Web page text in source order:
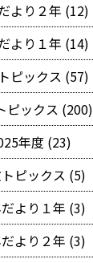
より２年 (12)
より１年 (14)
ピックス (57)
ピックス (200)
年度 (23)
ピックス (5)
より１年 (3)
より２年 (3)